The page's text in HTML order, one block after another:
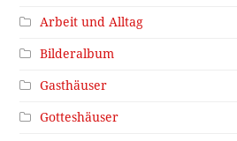
Arbeit und Alltag
Bilderalbum
Gasthäuser
Gotteshäuser